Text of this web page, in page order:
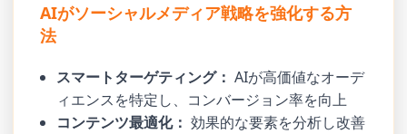
AIがソーシャルメディア戦略を強化する方
法
スマートターゲティング： AIが高価値なオーデ
ィエンスを特定し、コンバージョン率を向上
コンテンツ最適化： 効果的な要素を分析し改善